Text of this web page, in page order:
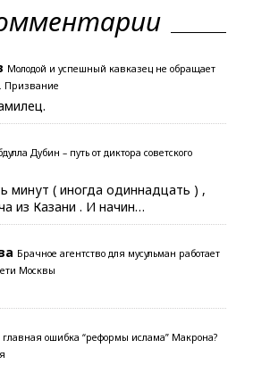
Молодой и успешный кавказец не обращает
Призвание
Дубин – путь от диктора советского
минут ( иногда одиннадцать ) ,
из Казани . И начин…
Брачное агентство для мусульман работает
Москвы
ошибка “реформы ислама” Макрона?